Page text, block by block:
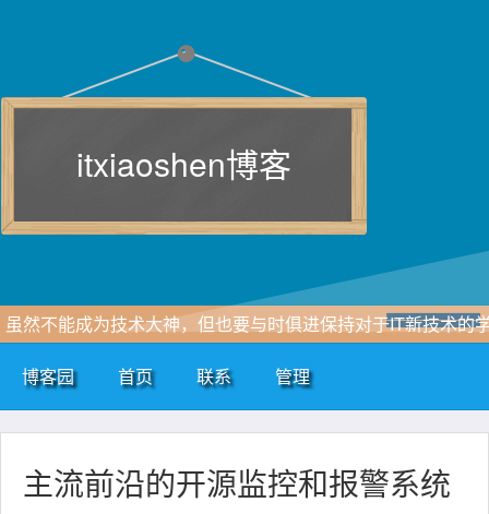
itxiaoshen博客
虽然不能成为技术大神，但也要与时俱进保持对于IT新技术的
www.itxiaoshen.com
博客园 首页 联系 管理
主流前沿的开源监控和报警系统